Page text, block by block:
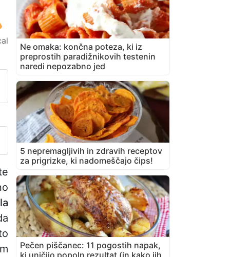
vprašanje avtorju
svojo fotografijo tega
Ne omaka: končna poteza, ki iz
preprostih paradižnikovih testenin
naredi nepozabno jed
5 nepremagljivih in zdravih receptov
za prigrizke, ki nadomeščajo čips!
Pečen piščanec: 11 pogostih napak,
ki uničijo popoln rezultat (in kako jih